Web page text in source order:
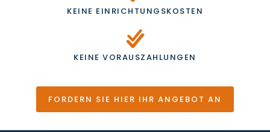
KEINE EINRICHTUNGSKOSTEN
KEINE VORAUSZAHLUNGEN
FORDERN SIE HIER IHR ANGEBOT AN